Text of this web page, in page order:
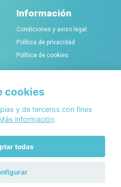
Información
Condiciones y aviso legal
Política de privacidad
Política de cookies
Conócenos
Acerca de Bobaly Partners
Partner eCommerce
cookies
y de terceros con fines
información.
todas